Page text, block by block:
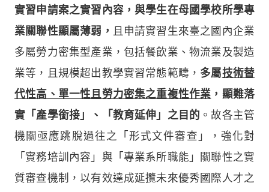
實習申請案之實習內容，與學生在母國學校所學專
業關聯性顯屬薄弱， 且申請實習生來臺之國內企業
多屬勞力密集型產業，包括餐飲業、物流業及製造
業等，且規模超出教學實習常態範疇， 多屬技術替
代性高、單一性且勞力密集之重複性作業 ，顯難落
實「產學銜接」、「教育延伸」之目的 。故各主管
機關亟應跳脫過往之「形式文件審查」，強化對
「實務培訓內容」與「專業系所職能」關聯性之實
質審查機制，以有效達成延攬未來優秀國際人才之